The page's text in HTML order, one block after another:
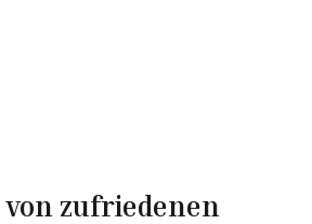
zufriedenen